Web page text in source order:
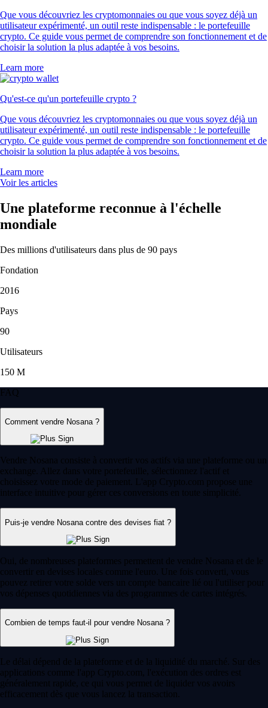
Que vous découvriez les cryptomonnaies ou que vous soyez déjà un
utilisateur expérimenté, un outil reste indispensable : le portefeuille
crypto. Ce guide vous permet de comprendre son fonctionnement et de
choisir la solution la plus adaptée à vos besoins.
Learn more
Qu'est-ce qu'un portefeuille crypto ?
Que vous découvriez les cryptomonnaies ou que vous soyez déjà un
utilisateur expérimenté, un outil reste indispensable : le portefeuille
crypto. Ce guide vous permet de comprendre son fonctionnement et de
choisir la solution la plus adaptée à vos besoins.
Learn more
Voir les articles
Une plateforme reconnue à l'échelle
mondiale
Des millions d'utilisateurs dans plus de 90 pays
Fondation
2016
Pays
90
Utilisateurs
150 M
FAQ
Comment vendre Nosana ?
Vendre Nosana consiste à convertir vos actifs via une plateforme ou un
exchange. Allez dans votre portefeuille, sélectionnez l'actif et
choisissez votre mode de paiement. L'app Crypto.com propose une
interface intuitive pour gérer ces conversions en toute simplicité.
Puis-je vendre Nosana contre des devises fiat ?
Oui, de nombreuses plateformes permettent de vendre Nosana et de le
convertir en devises locales comme l'euro. Une fois converti, vous
pouvez retirer votre solde vers un compte bancaire lié ou l'utiliser pour
vos dépenses quotidiennes via des programmes de cartes intégrés.
Combien de temps faut-il pour vendre Nosana ?
Le délai dépend de la plateforme et de la liquidité du marché. Sur des
applications comme l'app Crypto.com, l'exécution des ordres est
généralement rapide, ce qui vous permet de liquider vos avoirs
efficacement dès que vous lancez la transaction.